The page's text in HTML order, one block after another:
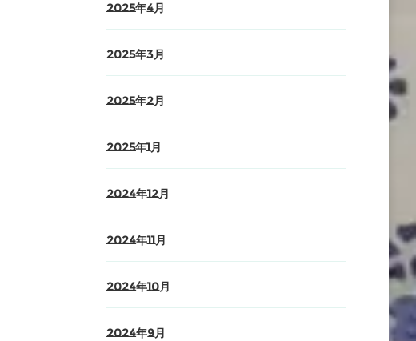
2025年4月
2025年3月
2025年2月
2025年1月
2024年12月
2024年11月
2024年10月
2024年9月